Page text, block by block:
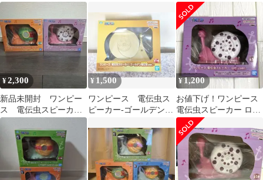
ゾロ
ARTIST など
¥2,300
新品未開封 ワンピー
ス 電伝虫スピーカ
ー ロビン ジンベエ
¥ 1,500
ワンピース 電伝虫ス
ピーカー-ゴールデン電
¥1,200
お値下げ！ワンピース
電伝虫スピーカー ロビ
ンver. 新品未開封